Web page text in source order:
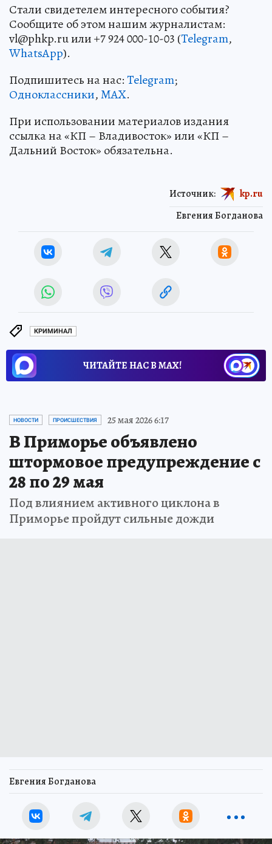
Стали свидетелем интересного события?
Сообщите об этом нашим журналистам:
vl@phkp.ru или +7 924 000-10-03 (Telegram,
WhatsApp).
Подпишитесь на нас:Telegram;
Одноклассники,MAX.
При использовании материалов издания
ссылка на «КП – Владивосток» или «КП –
Дальний Восток» обязательна.
Евгения Богданова
Источник: kp.ru
КРИМИНАЛ
ЧИТАЙТЕ НАС В МАХ!
НОВОСТИ ПРОИСШЕСТВИЯ 25 мая 2026 6:17
В Приморье объявлено
штормовое предупреждение с
28 по 29 мая
Под влиянием активного циклона в
Приморье пройдут сильные дожди
Евгения Богданова